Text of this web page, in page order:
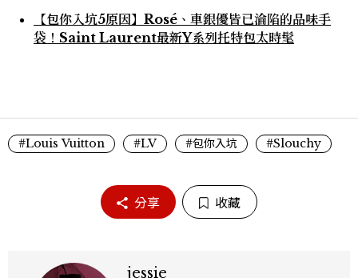
【包你入坑5原因】Rosé、車銀優皆已淪陷的品味手
袋！Saint Laurent最新Y系列托特包太時髦
#Louis Vuitton #LV #包你入坑 #Slouchy
分享 收藏
jessie